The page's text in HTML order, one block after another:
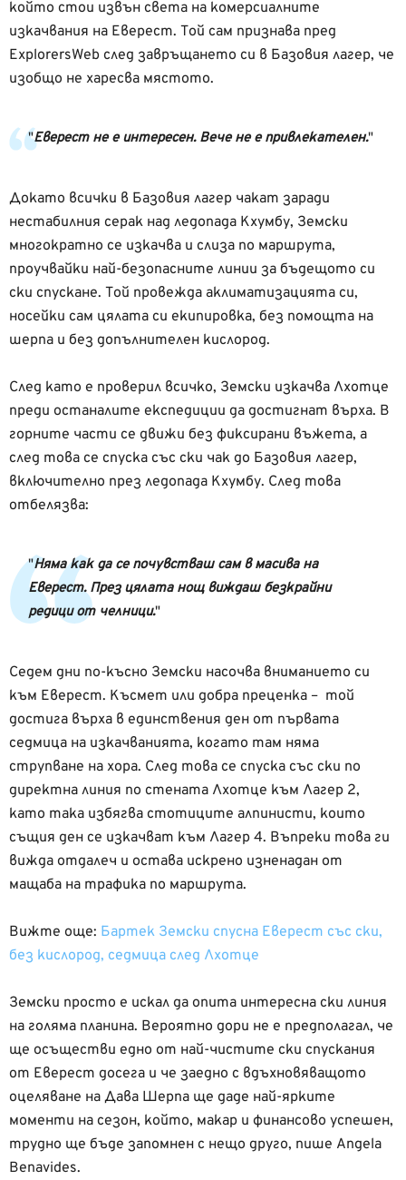
който стои извън света на комерсиалните
изкачвания на Еверест. Той сам признава пред
ExplorersWeb след завръщането си в Базовия лагер, че
изобщо не харесва мястото.
Еверест не е интересен. Вече не е привлекателен.
Докато всички в Базовия лагер чакат заради
нестабилния серак над ледопада Кхумбу, Земски
многократно се изкачва и слиза по маршрута,
проучвайки най-безопасните линии за бъдещото си
ски спускане. Той провежда аклиматизацията си,
носейки сам цялата си екипировка, без помощта на
шерпа и без допълнителен кислород.
След като е проверил всичко, Земски изкачва Лхотце
преди останалите експедиции да достигнат върха. В
горните части се движи без фиксирани въжета, а
след това се спуска със ски чак до Базовия лагер,
включително през ледопада Кхумбу. След това
отбелязва:
Няма как да се почувстваш сам в масива на
Еверест. През цялата нощ виждаш безкрайни
редици от челници.
Седем дни по-късно Земски насочва вниманието си
към Еверест. Късмет или добра преценка – той
достига върха в единствения ден от първата
седмица на изкачванията, когато там няма
струпване на хора. След това се спуска със ски по
директна линия по стената Лхотце към Лагер 2,
като така избягва стотиците алпинисти, които
същия ден се изкачват към Лагер 4. Въпреки това ги
вижда отдалеч и остава искрено изненадан от
мащаба на трафика по маршрута.
Вижте още: Бартек Земски спусна Еверест със ски,
без кислород, седмица след Лхотце
Земски просто е искал да опита интересна ски линия
на голяма планина. Вероятно дори не е предполагал, че
ще осъществи едно от най-чистите ски спускания
от Еверест досега и че заедно с вдъхновяващото
оцеляване на Дава Шерпа ще даде най-ярките
моменти на сезон, който, макар и финансово успешен,
трудно ще бъде запомнен с нещо друго, пише Angela
Benavides.